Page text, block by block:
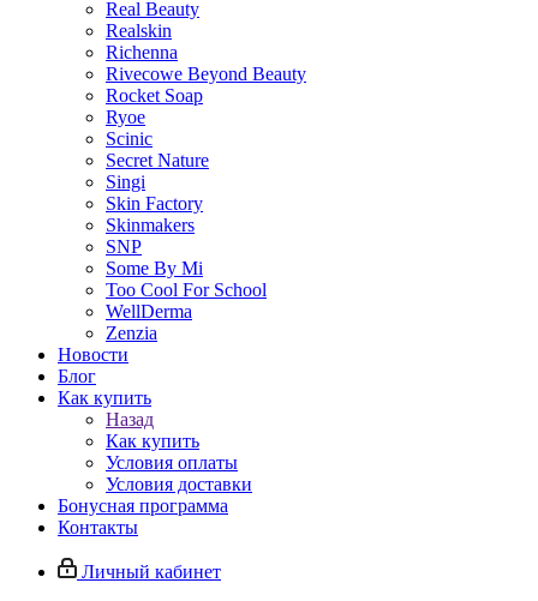
Real Beauty
Realskin
Richenna
Rivecowe Beyond Beauty
Rocket Soap
Ryoe
Scinic
Secret Nature
Singi
Skin Factory
Skinmakers
SNP
Some By Mi
Too Cool For School
WellDerma
Zenzia
Новости
Блог
Как купить
Назад
Как купить
Условия оплаты
Условия доставки
Бонусная программа
Контакты
Личный кабинет